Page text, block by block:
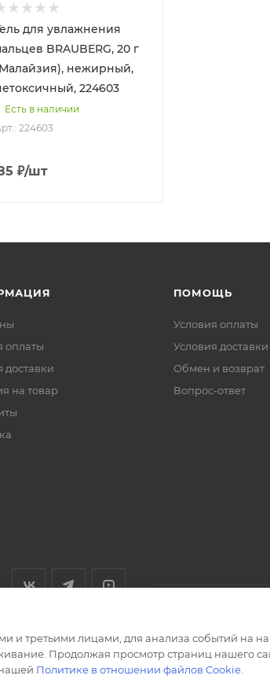
для увлажнения
BRAUBERG, 20 г
нежирный,
224603
Есть в наличии
224603
₽/шт
оплаты
доставки
на товар
ПОМОЩЬ
Условия оплаты
Условия доставки
Обмен и возврат
Вопрос-ответ
третьими лицами, для анализа событий на
Продолжая просмотр страниц нашего
Политике в отношении файлов Cookie